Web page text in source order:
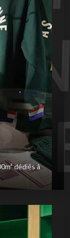
dédiés à